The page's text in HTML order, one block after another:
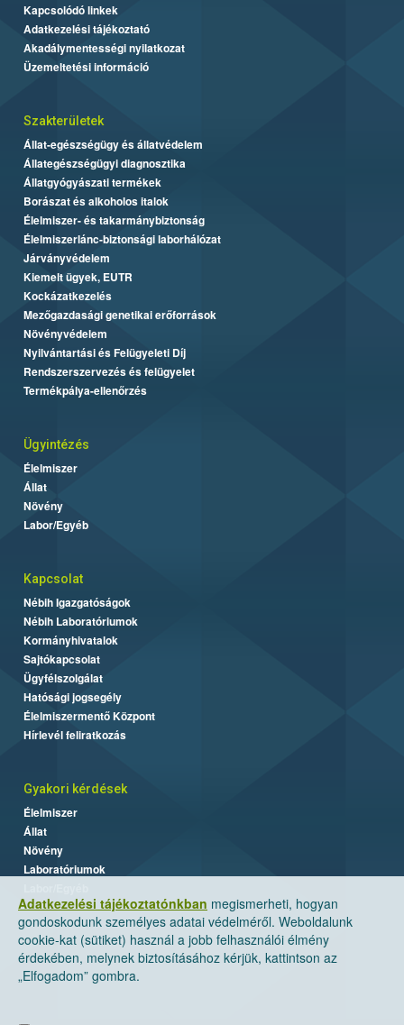
Adatkezelési tájékoztatónkban megismerheti, hogyan
gondoskodunk személyes adatai védelméről. Weboldalunk
cookie-kat (sütiket) használ a jobb felhasználói élmény
érdekében, melynek biztosításához kérjük, kattintson az
„Elfogadom” gombra.
Kapcsolódó linkek
Adatkezelési tájékoztató
Akadálymentességi nyilatkozat
Üzemeltetési információ
Szakterületek
Állat-egészségügy és állatvédelem
Állategészségügyi diagnosztika
Állatgyógyászati termékek
Borászat és alkoholos italok
Élelmiszer- és takarmánybiztonság
Élelmiszerlánc-biztonsági laborhálózat
Járványvédelem
Kiemelt ügyek, EUTR
Kockázatkezelés
Mezőgazdasági genetikai erőforrások
Növényvédelem
Nyilvántartási és Felügyeleti Díj
Rendszerszervezés és felügyelet
Termékpálya-ellenőrzés
Ügyintézés
Élelmiszer
Állat
Növény
Labor/Egyéb
Kapcsolat
Nébih Igazgatóságok
Nébih Laboratóriumok
Kormányhivatalok
Sajtókapcsolat
Ügyfélszolgálat
Hatósági jogsegély
Élelmiszermentő Központ
Hírlevél feliratkozás
Gyakori kérdések
Élelmiszer
Állat
Növény
Laboratóriumok